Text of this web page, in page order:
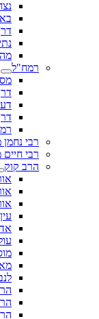
רמח"ל
רבי
רבי חיים
הרב קוק